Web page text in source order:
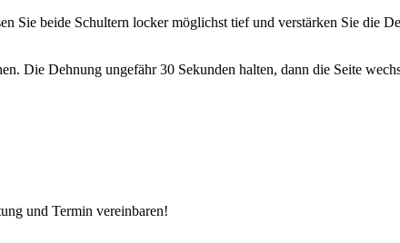
Sie beide Schultern locker möglichst tief und verstärken Sie die
Die Dehnung ungefähr 30 Sekunden halten, dann die Seite
und Termin vereinbaren!